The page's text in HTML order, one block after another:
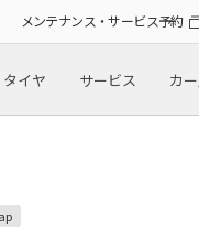
メンテナンス・サービス予約
タイヤ サービス カ